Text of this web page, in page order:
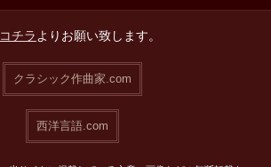
コチラよりお願い致します。
クラシック作曲家.com
西洋言語.com